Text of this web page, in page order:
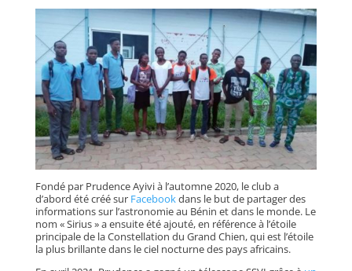
Fondé par Prudence Ayivi à l’automne 2020, le club a
d’abord été créé sur Facebookdans le but de partager des
informations sur l’astronomie au Bénin et dans le monde. Le
nom « Sirius » a ensuite été ajouté, en référence à l’étoile
principale de la Constellation du Grand Chien, qui est l’étoile
la plus brillante dans le ciel nocturne des pays africains.